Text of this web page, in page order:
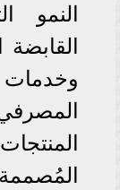
النمو